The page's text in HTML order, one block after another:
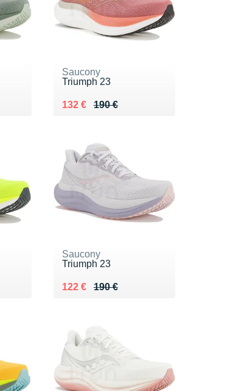
Saucony
Triumph 23
190 €
Au lieu de 190 €
132 €
Vendu 132 €
Saucony
Triumph 23
190 €
Au lieu de 190 €
122 €
Vendu 122 €